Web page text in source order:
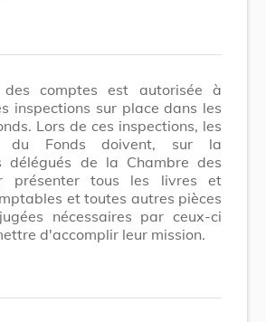
des comptes est autorisée à
inspections sur place dans les
Lors de ces inspections, les
du Fonds doivent, sur la
délégués de la Chambre des
présenter tous les livres et
et toutes autres pièces
nécessaires par ceux-ci
d'accomplir leur mission.